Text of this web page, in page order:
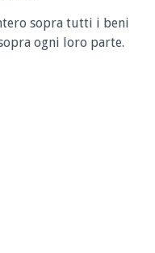
sopra tutti i beni
ogni loro parte.